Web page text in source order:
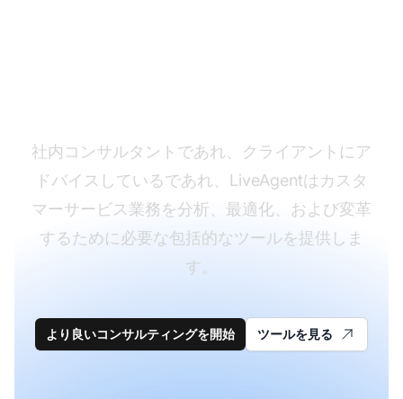
社内コンサルタントであれ、クライアントにア
ドバイスしているであれ、LiveAgentはカスタ
マーサービス業務を分析、最適化、および変革
するために必要な包括的なツールを提供しま
す。
より良いコンサルティングを開始 ツールを見る